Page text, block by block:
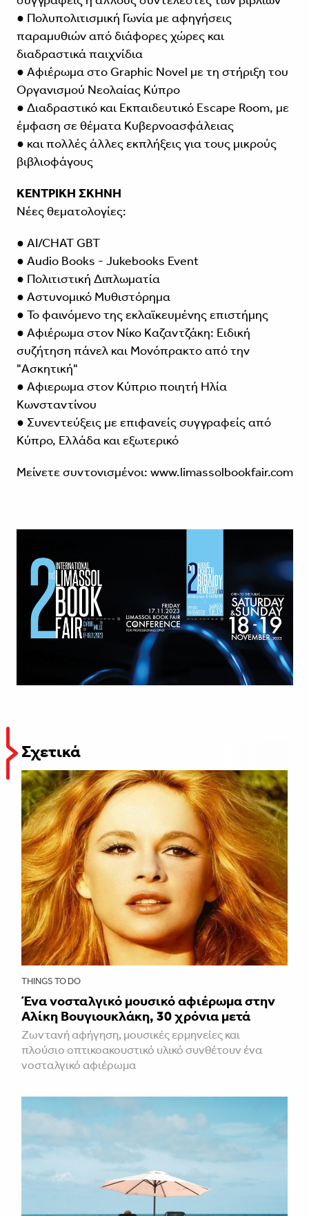
● Πολυπολιτισμική Γωνία με αφηγήσεις
παραμυθιών από διάφορες χώρες και
διαδραστικά παιχνίδια
● Αφιέρωμα στο Graphic Novel με τη στήριξη του
Οργανισμού Νεολαίας Κύπρο
● Διαδραστικό και Εκπαιδευτικό Escape Room, με
έμφαση σε θέματα Κυβερνοασφάλειας
● και πολλές άλλες εκπλήξεις για τους μικρούς
βιβλιοφάγους
ΚΕΝΤΡΙΚΗ ΣΚΗΝΗ
Νέες θεματολογίες:
● AI/CHAT GBT
● Audio Books - Jukebooks Event
● Πολιτιστική Διπλωματία
● Αστυνομικό Μυθιστόρημα
● Το φαινόμενο της εκλαϊκευμένης επιστήμης
● Αφιέρωμα στον Νίκο Καζαντζάκη: Ειδική
συζήτηση πάνελ και Μονόπρακτο από την
"Ασκητική"
● Αφιερωμα στον Κύπριο ποιητή Ηλία
Κωνσταντίνου
● Συνεντεύξεις με επιφανείς συγγραφείς από
Κύπρο, Ελλάδα και εξωτερικό
Μείνετε συντονισμένοι: www.limassolbookfair.com
Σχετικά
THINGS TO DO
Ένα νοσταλγικό μουσικό αφιέρωμα στην
Αλίκη Βουγιουκλάκη, 30 χρόνια μετά
Ζωντανή αφήγηση, μουσικές ερμηνείες και
πλούσιο οπτικοακουστικό υλικό συνθέτουν ένα
νοσταλγικό αφιέρωμα